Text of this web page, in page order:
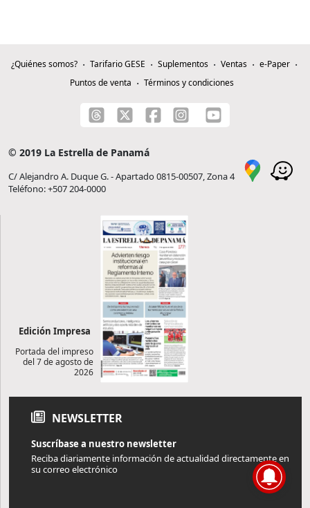
¿Quiénes somos? Tarifario GESE Suplementos Ventas
e-Paper
Puntos de venta
Términos y condiciones
© 2019 La Estrella de Panamá
C/ Alejandro A. Duque G. - Apartado 0815-00507, Zona 4
Teléfono: +507 204-0000
Edición Impresa
Portada del impreso
del 7 de agosto de
2026
NEWSLETTER
Suscríbase a nuestro newsletter
Reciba diariamente información de actualidad directamente en
su correo electrónico